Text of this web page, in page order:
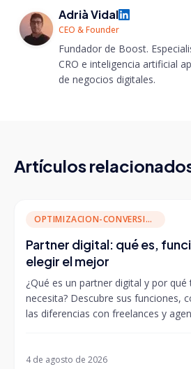
Adrià Vidal
CEO & Founder
Fundador de Boost.
CRO e inteligencia artificial
de negocios digitales.
Artículos
OPTIMIZACION-CONVERSION
Partner digital: qué es,
elegir el mejor
¿Qué es un partner digital y por
necesita? Descubre sus funciones,
las diferencias con freelances y
4 de agosto de 2026